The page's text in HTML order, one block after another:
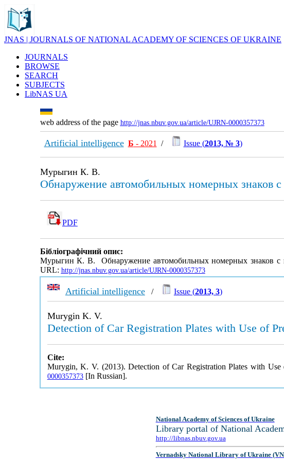
JNAS | JOURNALS OF NATIONAL ACADEMY OF SCIENCES OF UKRAINE
JOURNALS
BROWSE
SEARCH
SUBJECTS
LibNAS UA
web address of the page http://jnas.nbuv.gov.ua/article/UJRN-0000357373
Artificial intelligence Б - 2021 / Issue (2013, № 3)
Мурыгин К. В.
Обнаружение автомобильных номерных знаков с
PDF
Бібліографічний опис:
Мурыгин К. В. Обнаружение автомобильных номерных знаков с
URL: http://jnas.nbuv.gov.ua/article/UJRN-0000357373
Artificial intelligence/ Issue (2013, 3)
Murygin K. V.
Detection of Car Registration Plates with Use of
Cite:
Murygin, K. V. (2013). Detection of Car Registration Plates with Use
0000357373[In Russian].
National Academy of Sciences of Ukraine
Library portal of National
http://libnas.nbuv.gov.ua
Vernadsky National Library of Ukraine